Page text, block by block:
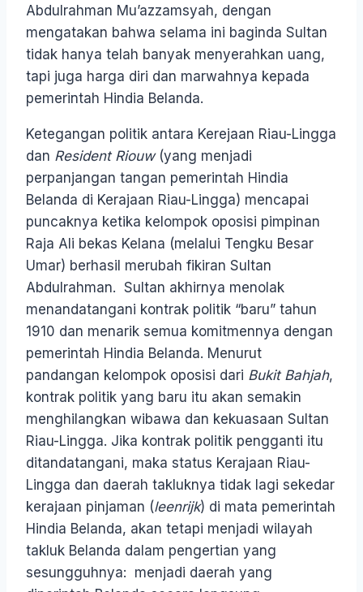
Abdulrahman Mu’azzamsyah, dengan
mengatakan bahwa selama ini baginda Sultan
tidak hanya telah banyak menyerahkan uang,
tapi juga harga diri dan marwahnya kepada
pemerintah Hindia Belanda.
Ketegangan politik antara Kerejaan Riau-Lingga
dan Resident Riouw(yang menjadi
perpanjangan tangan pemerintah Hindia
Belanda di Kerajaan Riau-Lingga) mencapai
puncaknya ketika kelompok oposisi pimpinan
Raja Ali bekas Kelana (melalui Tengku Besar
Umar) berhasil merubah fikiran Sultan
Abdulrahman. Sultan akhirnya menolak
menandatangani kontrak politik “baru” tahun
1910 dan menarik semua komitmennya dengan
pemerintah Hindia Belanda. Menurut
pandangan kelompok oposisi dari Bukit Bahjah,
kontrak politik yang baru itu akan semakin
menghilangkan wibawa dan kekuasaan Sultan
Riau-Lingga. Jika kontrak politik pengganti itu
ditandatangani, maka status Kerajaan Riau-
Lingga dan daerah takluknya tidak lagi sekedar
kerajaan pinjaman (leenrijk) di mata pemerintah
Hindia Belanda, akan tetapi menjadi wilayah
takluk Belanda dalam pengertian yang
sesungguhnya: menjadi daerah yang